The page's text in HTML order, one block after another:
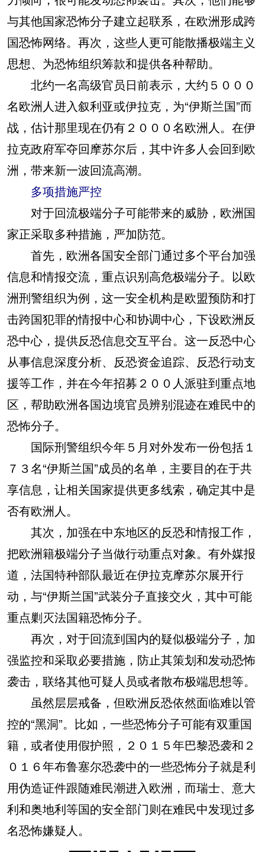
与其他国家恐怖分子建立起联系，在欧洲形成跨
国恐怖网络。再次，这些人更可能散播极端主义
思想、为恐怖组织筹款和提供各种帮助。
北约一名高级官员日前表示，大约５０００
名欧洲人进入叙利亚或伊拉克，为“伊斯兰国”而
战，估计那里现在仍有２０００名欧洲人。在伊
拉克政府军夺回摩苏尔后，其中许多人会回到欧
洲，带来新一波回流高潮。
多项措施严控
对于回流极端分子可能带来的威胁，欧洲国
家正采取多种措施，严加防范。
首先，欧洲各国安全部门通过多个平台加强
信息和情报交流，重点识别高危极端分子。以欧
洲刑警组织为例，这一安全机构是欧盟预防和打
击跨国犯罪的情报中心和协调中心，下设欧洲反
恐中心，提供反恐信息交互平台。这一反恐中心
从事信息深度分析、反恐资金追踪、反恐行动支
援等工作，并在今年招募２００人派驻到重点地
区，帮助欧洲各国边境官员辨别混迹在难民中的
恐怖分子。
国际刑警组织今年５月对外发布一份包括１
７３名“伊斯兰国”成员的名单，主要目的在于共
享信息，让相关国家提供更多线索，确定其中是
否有欧洲人。
其次，加强在中东地区的反恐和情报工作，
把欧洲籍极端分子当做行动重点对象。有外媒报
道，法国特种部队最近在伊拉克摩苏尔展开行
动，与“伊斯兰国”武装分子直接交火，其中可能
重点剿灭法国籍恐怖分子。
再次，对于回流到国内的疑似极端分子，加
强监控和采取必要措施，防止其策划和发动恐怖
袭击，联络其他可疑人员或者散布极端思想等。
虽然层层戒备，但欧洲反恐依然面临难以管
控的“黑洞”。比如，一些恐怖分子可能有双重国
籍，或者使用假护照，２０１５年巴黎恐袭和２
０１６年布鲁塞尔恐袭中的一些恐怖分子就是利
用伪造证件跟随难民潮进入欧洲，而瑞士、意大
利和奥地利等国的安全部门则在难民中发现过多
名恐怖嫌疑人。